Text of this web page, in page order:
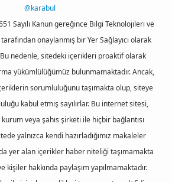
@karabul
Sayılı Kanun gereğince Bilgi Teknolojileri ve
onaylanmış bir Yer Sağlayıcı olarak
nedenle, sitedeki içerikleri proaktif olarak
yükümlülüğümüz bulunmamaktadır. Ancak,
sorumluluğunu taşımakta olup, siteye
kabul etmiş sayılırlar. Bu internet sitesi,
veya şahıs şirketi ile hiçbir bağlantısı
yalnızca kendi hazırladığımız makaleler
yer alan içerikler haber niteliği taşımamakta
kişiler hakkında paylaşım yapılmamaktadır.